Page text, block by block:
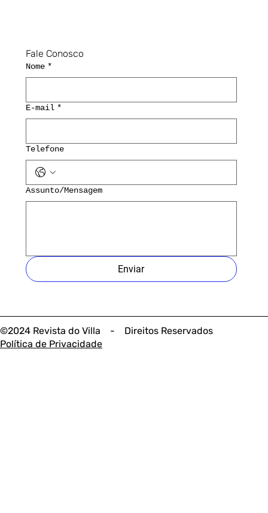
©2024 Revista do Villa - Direitos Reservados
Política de Privacidade
Fale Conosco
Nome *
E-mail *
Telefone
Assunto/Mensagem
Enviar